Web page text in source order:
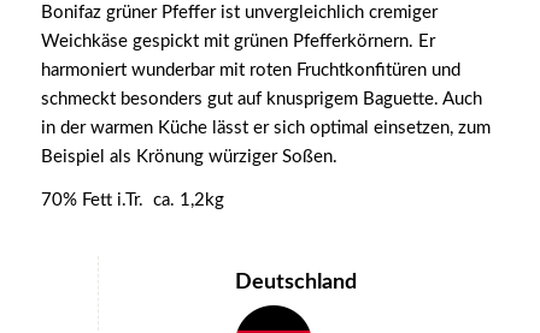
Bonifaz grüner Pfeffer ist unvergleichlich cremiger
Weichkäse gespickt mit grünen Pfefferkörnern. Er
harmoniert wunderbar mit roten Fruchtkonfitüren und
schmeckt besonders gut auf knusprigem Baguette. Auch
in der warmen Küche lässt er sich optimal einsetzen, zum
Beispiel als Krönung würziger Soßen.
70% Fett i.Tr. ca. 1,2kg
Deutschland